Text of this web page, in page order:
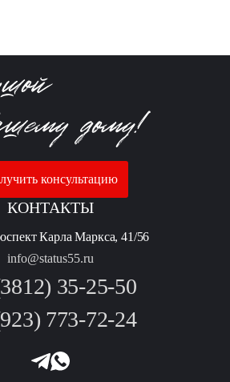
консультацию
КОНТАКТЫ
Карла Маркса, 41/56
info@status55.ru
35-25-50
773-72-24